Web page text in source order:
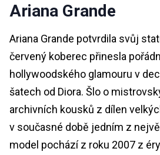
Ariana Grande
Ariana Grande potvrdila svůj
červený koberec přinesla
hollywoodského glamouru v
šatech od Diora. Šlo o
archivních kousků z dílen
v současné době jedním z
model pochází z roku 2007 z